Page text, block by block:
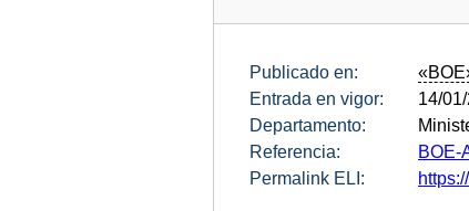
Publicado en:
Entrada en vigor:
14/
Departamento:
Referencia:
BOE-
Permalink ELI: